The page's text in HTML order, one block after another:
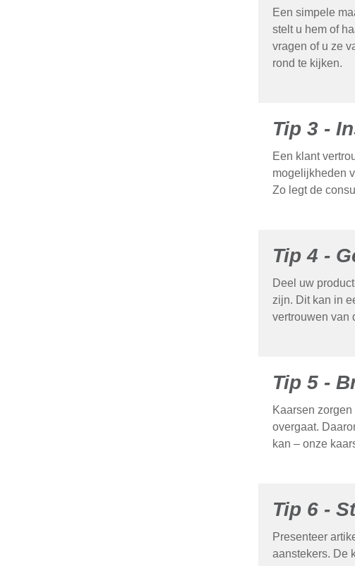
Een simpele
stelt u hem of
vragen of u ze
rond te kijken.
Tip 3 -
Een klant
mogelijkheden
Zo legt de
Tip 4 -
Deel uw
zijn. Dit kan in
vertrouwen van
Tip 5 -
Kaarsen
overgaat.
kan – onze
Tip 6 -
Presenteer
aanstekers. De